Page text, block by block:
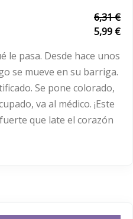
6,31 €
5,99 €
le pasa. Desde hace unos
se mueve en su barriga.
Se pone colorado,
va al médico. ¡Este
que late el corazón